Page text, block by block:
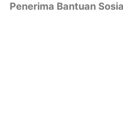
Penerima Bantuan